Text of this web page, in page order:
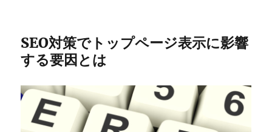
SEO対策でトップページ表示に影響
する要因とは